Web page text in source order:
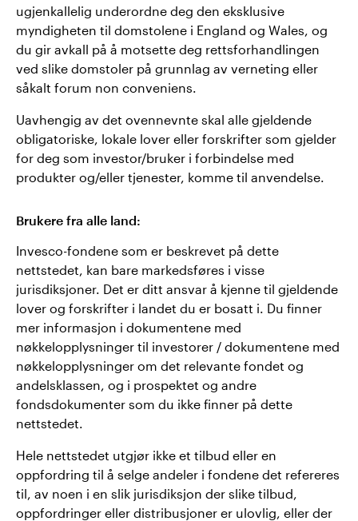
ugjenkallelig underordne deg den eksklusive
myndigheten til domstolene i England og Wales, og
du gir avkall på å motsette deg rettsforhandlingen
ved slike domstoler på grunnlag av verneting eller
såkalt forum non conveniens.
Uavhengig av det ovennevnte skal alle gjeldende
obligatoriske, lokale lover eller forskrifter som gjelder
for deg som investor/bruker i forbindelse med
produkter og/eller tjenester, komme til anvendelse.
Brukere fra alle land:
Invesco-fondene som er beskrevet på dette
nettstedet, kan bare markedsføres i visse
jurisdiksjoner. Det er ditt ansvar å kjenne til gjeldende
lover og forskrifter i landet du er bosatt i. Du finner
mer informasjon i dokumentene med
nøkkelopplysninger til investorer / dokumentene med
nøkkelopplysninger om det relevante fondet og
andelsklassen, og i prospektet og andre
fondsdokumenter som du ikke finner på dette
nettstedet.
Hele nettstedet utgjør ikke et tilbud eller en
oppfordring til å selge andeler i fondene det refereres
til, av noen i en slik jurisdiksjon der slike tilbud,
oppfordringer eller distribusjoner er ulovlig, eller der